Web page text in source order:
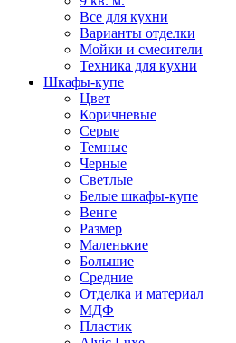
Все для кухни
Варианты отделки
Мойки и смесители
Техника для кухни
Шкафы-купе
Цвет
Коричневые
Серые
Темные
Черные
Светлые
Белые шкафы-купе
Венге
Размер
Маленькие
Большие
Средние
Отделка и материал
МДФ
Пластик